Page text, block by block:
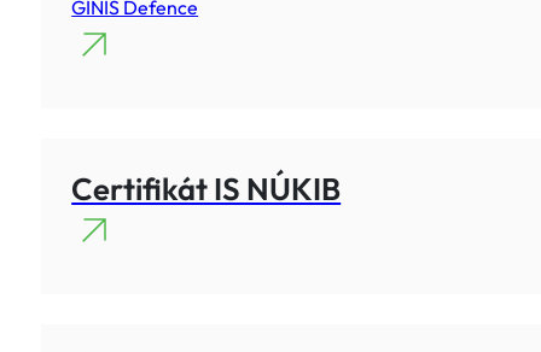
GINIS Defence
Certifikát IS NÚKIB